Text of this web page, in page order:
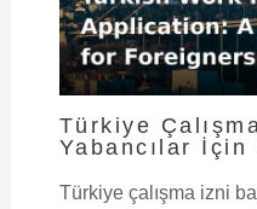
Türkiye
Yabancılar İçin
Türkiye çalışma izni